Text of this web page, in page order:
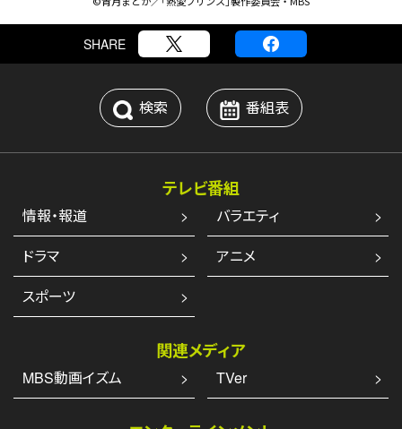
SHARE
検索 番組表
テレビ番組
情報・報道
バラエティ
ドラマ
アニメ
スポーツ
関連メディア
MBS動画イズム TVer